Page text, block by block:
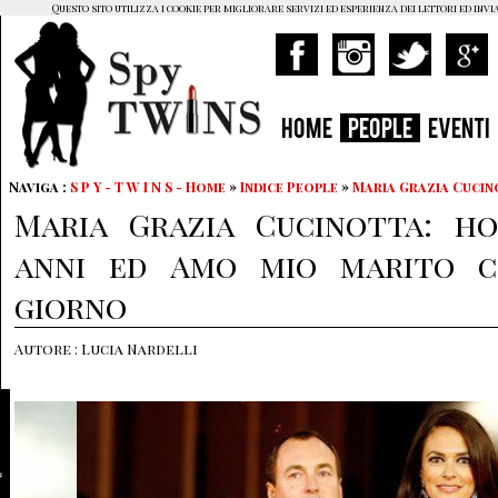
HOME PEOPLE EVENTI
Naviga : S P Y - T W I N S - Home »Indice People »Maria Grazia
Maria Grazia Cucinotta:
anni ed Amo mio marito
giorno
Autore : Lucia Nardelli
Questo sito utilizza i cookie per migliorare servizi ed esperienza dei lettori ed